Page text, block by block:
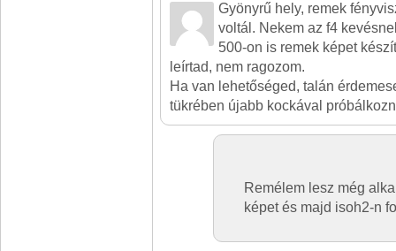
Gyönyrű hely, remek
voltál. Nekem az f4
500-on is remek képet
leírtad, nem ragozom.
Ha van lehetőséged, talán
tükrében újabb kockával
Remélem lesz még
képet és majd isoh2-n